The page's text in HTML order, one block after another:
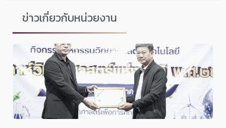
ข่าวเกี่ยวกับหน่วยงาน